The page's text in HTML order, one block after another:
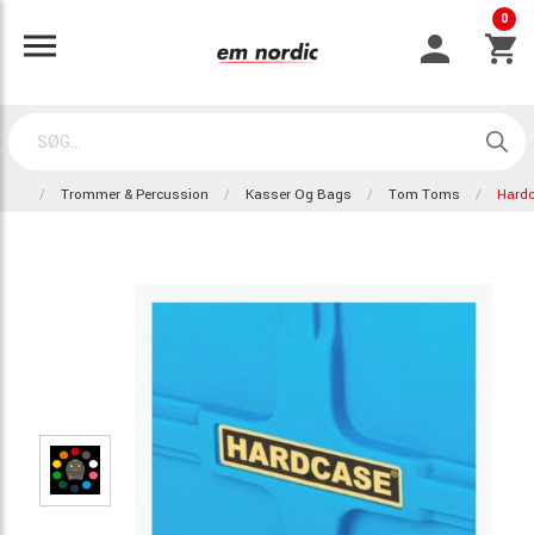
0
Trommer & Percussion Kasser Og Bags Tom Toms